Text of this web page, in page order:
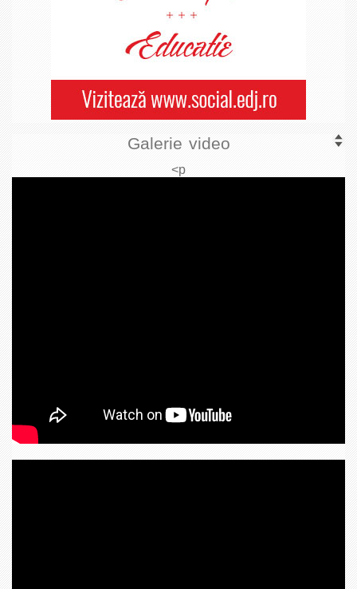
Galerie video
<p